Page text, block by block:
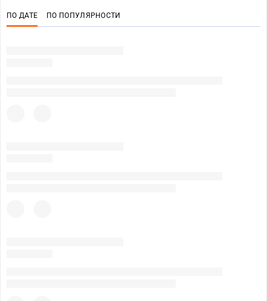
ПО ДАТЕ ПО ПОПУЛЯРНОСТИ